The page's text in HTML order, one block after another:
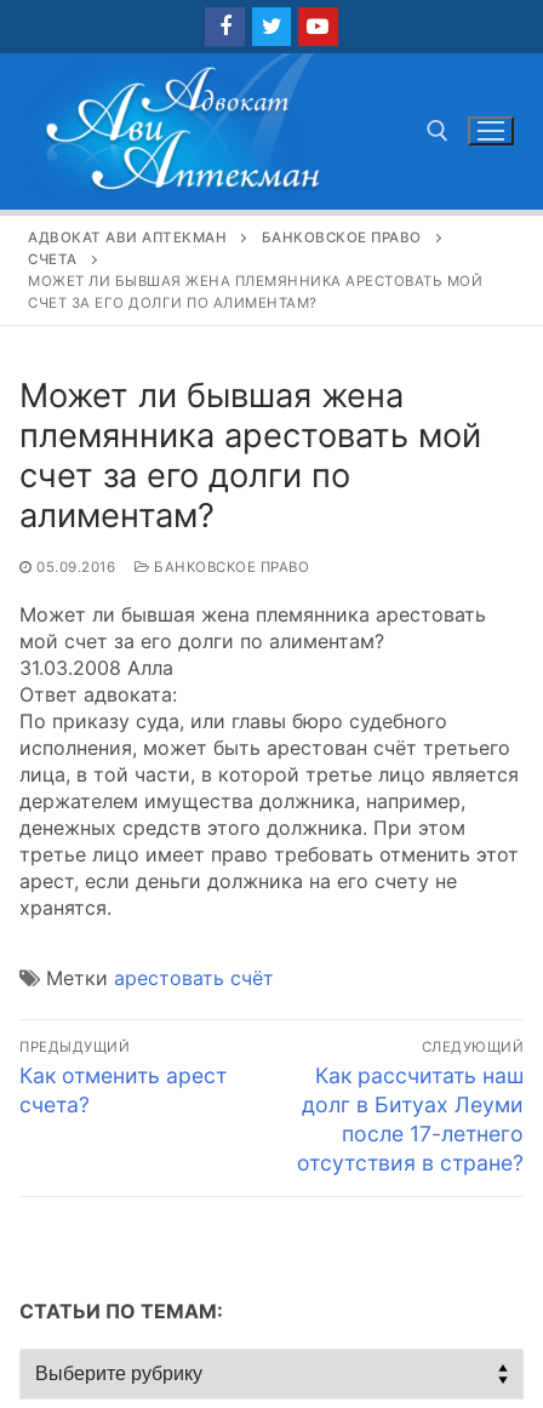
Найти:
АДВОКАТ АВИ АПТЕКМАН
БАНКОВСКОЕ ПРАВО
СЧЕТА
МОЖЕТ ЛИ БЫВШАЯ ЖЕНА ПЛЕМЯННИКА АРЕСТОВАТЬ МОЙ
СЧЕТ ЗА ЕГО ДОЛГИ ПО АЛИМЕНТАМ?
Может ли бывшая жена
племянника арестовать мой
счет за его долги по
алиментам?
05.09.2016 БАНКОВСКОЕ ПРАВО
Может ли бывшая жена племянника арестовать
мой счет за его долги по алиментам?
31.03.2008 Алла
Ответ адвоката:
По приказу суда, или главы бюро судебного
исполнения, может быть арестован счёт третьего
лица, в той части, в которой третье лицо является
держателем имущества должника, например,
денежных средств этого должника. При этом
третье лицо имеет право требовать отменить этот
арест, если деньги должника на его счету не
хранятся.
Метки арестовать счёт
Навигация
по
записям
ПРЕДЫДУЩИЙ
Предыдущая
запись:
Как отменить арест
счета?
СЛЕДУЮЩИЙ
Следующая
запись:
Как рассчитать наш
долг в Битуах Леуми
после 17-летнего
отсутствия в стране?
СТАТЬИ ПО ТЕМАМ:
Статьи
по